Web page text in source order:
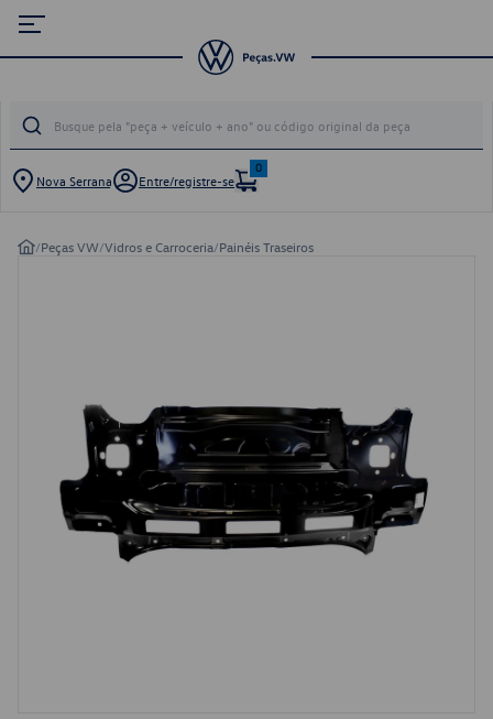
Nova Serrana Entre/registre-se
0
/Peças VW/Vidros e Carroceria/Painéis Traseiros